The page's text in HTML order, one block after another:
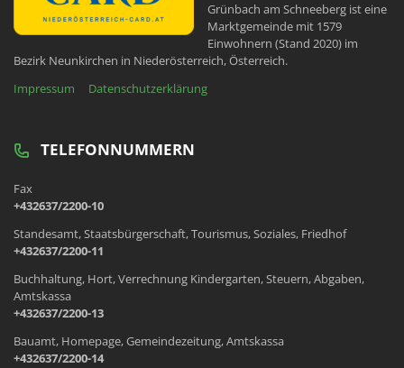
Grünbach am Schneeberg ist eine
Marktgemeinde mit 1579
Einwohnern (Stand 2020) im
Bezirk Neunkirchen in Niederösterreich, Österreich.
Impressum
Datenschutzerklärung
TELEFONNUMMERN
Fax
+432637/2200-10
Standesamt, Staatsbürgerschaft, Tourismus, Soziales, Friedhof
+432637/2200-11
Buchhaltung, Hort, Verrechnung Kindergarten, Steuern, Abgaben,
Amtskassa
+432637/2200-13
Bauamt, Homepage, Gemeindezeitung, Amtskassa
+432637/2200-14